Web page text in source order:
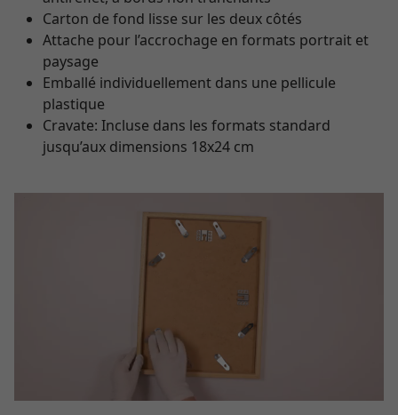
Carton de fond lisse sur les deux côtés
Attache pour l’accrochage en formats portrait et
paysage
Emballé individuellement dans une pellicule
plastique
Cravate: Incluse dans les formats standard
jusqu’aux dimensions 18x24 cm